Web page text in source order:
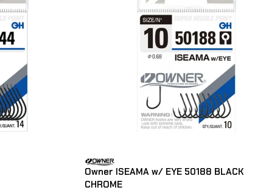
Owner ISEAMA w/ EYE 50188 BLACK
CHROME